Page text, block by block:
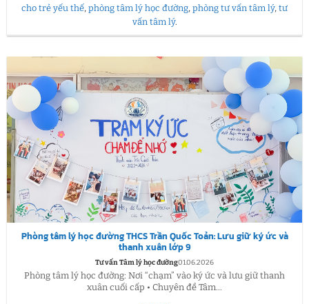
cho trẻ yếu thế, phòng tâm lý học đường, phòng tư vấn tâm lý, tư
vấn tâm lý.
Phòng tâm lý học đường THCS Trần Quốc Toản: Lưu giữ ký ức và
thanh xuân lớp 9
Tư vấn Tâm lý học đường01.06.2026
Phòng tâm lý học đường: Nơi “chạm” vào ký ức và lưu giữ thanh
xuân cuối cấp • Chuyên đề Tâm...